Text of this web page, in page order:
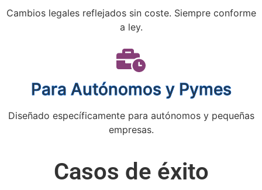
Cambios legales reflejados sin coste. Siempre conforme
a ley.
Para Autónomos y Pymes
Diseñado específicamente para autónomos y pequeñas
empresas.
Casos de éxito